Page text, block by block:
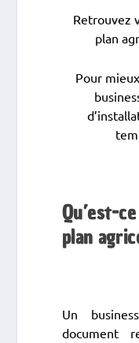
Retrouvez
plan
Pour
Qu’est-
plan
Un
document